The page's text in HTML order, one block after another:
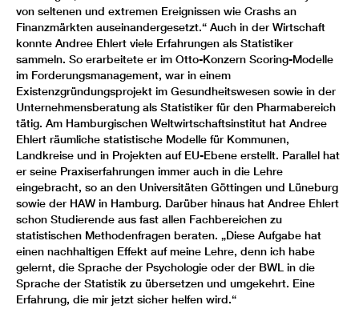
von seltenen und extremen Ereignissen wie Crashs an
Finanzmärkten auseinandergesetzt.“ Auch in der Wirtschaft
konnte Andree Ehlert viele Erfahrungen als Statistiker
sammeln. So erarbeitete er im Otto-Konzern Scoring-Modelle
im Forderungsmanagement, war in einem
Existenzgründungsprojekt im Gesundheitswesen sowie in der
Unternehmensberatung als Statistiker für den Pharmabereich
tätig. Am Hamburgischen Weltwirtschaftsinstitut hat Andree
Ehlert räumliche statistische Modelle für Kommunen,
Landkreise und in Projekten auf EU-Ebene erstellt. Parallel hat
er seine Praxiserfahrungen immer auch in die Lehre
eingebracht, so an den Universitäten Göttingen und Lüneburg
sowie der HAW in Hamburg. Darüber hinaus hat Andree Ehlert
schon Studierende aus fast allen Fachbereichen zu
statistischen Methodenfragen beraten. „Diese Aufgabe hat
einen nachhaltigen Effekt auf meine Lehre, denn ich habe
gelernt, die Sprache der Psychologie oder der BWL in die
Sprache der Statistik zu übersetzen und umgekehrt. Eine
Erfahrung, die mir jetzt sicher helfen wird.“